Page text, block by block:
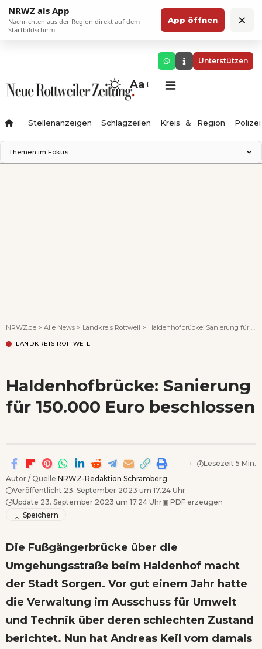
NRWZ als App
Nachrichten aus der Region direkt auf dem
Startbildschirm.
App öffnen ×
Unterstützen
Aa
Stellenanzeigen Schlagzeilen Kreis & Region Polizei
Themen im Fokus
NRWZ.de > Alle News > Landkreis Rottweil > Haldenhofbrücke: Sanierung für 150.000 Euro beschlossen
LANDKREIS ROTTWEIL
Haldenhofbrücke: Sanierung
für 150.000 Euro beschlossen
Autor / Quelle:NRWZ-Redaktion Schramberg
Veröffentlicht 23. September 2023 um 17.24 Uhr
Update 23. September 2023 um 17.24 Uhr▣ PDF erzeugen
Lesezeit 5 Min.
Die Fußgängerbrücke über die
Umgehungsstraße beim Haldenhof macht
der Stadt Sorgen. Vor gut einem Jahr hatte
die Verwaltung im Ausschuss für Umwelt
und Technik über deren schlechten Zustand
berichtet. Nun hat Andreas Keil vom damals